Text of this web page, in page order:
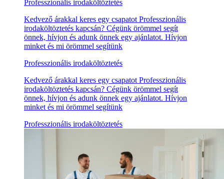
Professzionális irodaköltöztetés
Kedvező árakkal keres egy csapatot Professzionális
irodaköltöztetés kapcsán? Cégünk örömmel segít
önnek, hívjon és adunk önnek egy ajánlatot. Hívjon
minket és mi örömmel segítünk
Professzionális irodaköltöztetés
Kedvező árakkal keres egy csapatot Professzionális
irodaköltöztetés kapcsán? Cégünk örömmel segít
önnek, hívjon és adunk önnek egy ajánlatot. Hívjon
minket és mi örömmel segítünk
Professzionális irodaköltöztetés